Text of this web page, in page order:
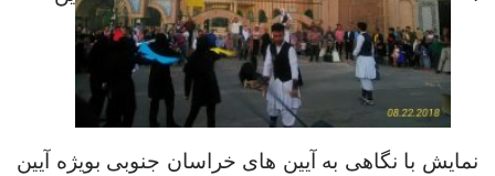
نمایش با نگاهی به آیین های خراسان جنوبی بویژه آیین